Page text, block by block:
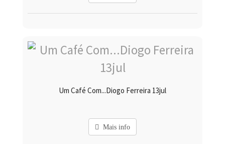
Um Café Com...Diogo Ferreira 13jul
Mais info